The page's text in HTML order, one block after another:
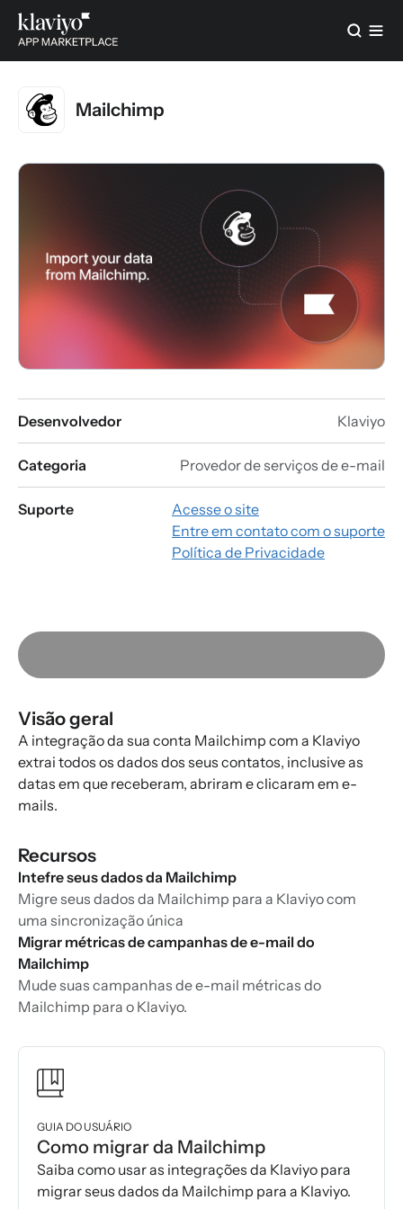
Mailchimp
Desenvolvedor Klaviyo
Categoria Provedor de serviços de e-mail
Suporte
Acesse o site
Entre em contato com o suporte
Política de Privacidade
Visão geral
A integração da sua conta Mailchimp com a Klaviyo
extrai todos os dados dos seus contatos, inclusive as
datas em que receberam, abriram e clicaram em e-
mails.
Recursos
Intefre seus dados da Mailchimp
Migre seus dados da Mailchimp para a Klaviyo com
uma sincronização única
Migrar métricas de campanhas de e-mail do
Mailchimp
Mude suas campanhas de e-mail métricas do
Mailchimp para o Klaviyo.
GUIA DO USUÁRIO
Como migrar da Mailchimp
Saiba como usar as integrações da Klaviyo para
migrar seus dados da Mailchimp para a Klaviyo.